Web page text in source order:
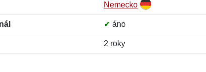
Nemecko
✔ áno
2 roky